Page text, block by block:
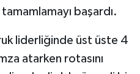
başardı.
liderliğinde üst üste 4
atarken rotasını